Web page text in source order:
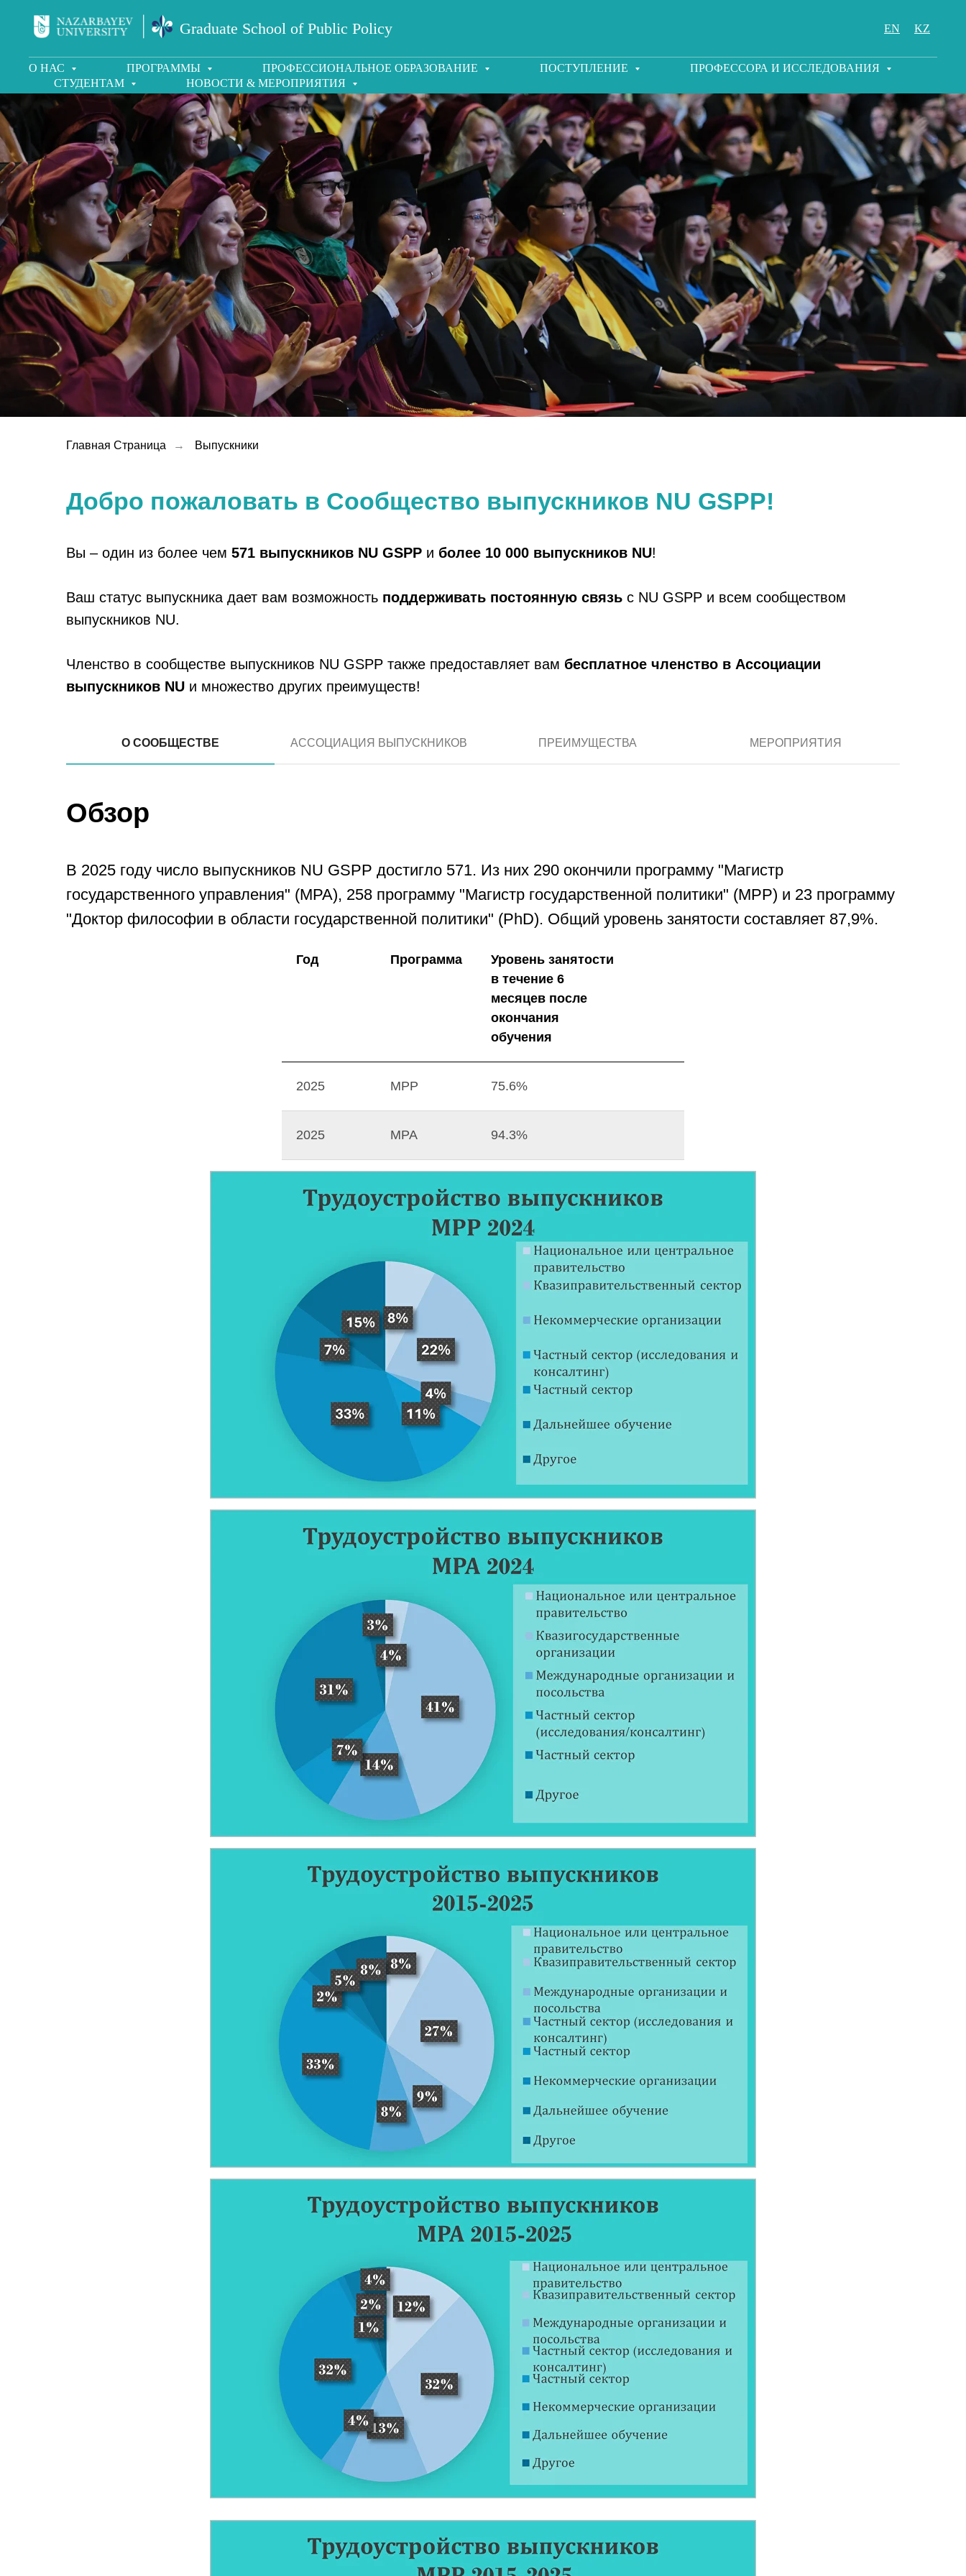
Graduate School of Public Policy EN KZ
О НАС ПРОГРАММЫ ПРОФЕССИОНАЛЬНОЕ ОБРАЗОВАНИЕ ПОСТУПЛЕНИЕ
ПРОФЕССОРА И ИССЛЕДОВАНИЯ
СТУДЕНТАМ
НОВОСТИ & МЕРОПРИЯТИЯ
Главная Страница → Выпускники
Добро пожаловать в Сообщество выпускников NU GSPP!
Вы – один из более чем 571 выпускников NU GSPP и более 10 000 выпускников NU!
Ваш статус выпускника дает вам возможность поддерживать постоянную связь с NU GSPP и всем сообществом
выпускников NU.
Членство в сообществе выпускников NU GSPP также предоставляет вам бесплатное членство в Ассоциации
выпускников NU и множество других преимуществ!
О СООБЩЕСТВЕ АССОЦИАЦИЯ ВЫПУСКНИКОВ ПРЕИМУЩЕСТВА МЕРОПРИЯТИЯ
Обзор
В 2025 году число выпускников NU GSPP достигло 571. Из них 290 окончили программу "Магистр
государственного управления" (MPA), 258 программу "Магистр государственной политики" (MPP) и 23 программу
"Доктор философии в области государственной политики" (PhD). Общий уровень занятости составляет 87,9%.
Год Программа
Уровень занятости
в течение 6
месяцев после
окончания
обучения
2025 MPP 75.6%
2025 MPA 94.3%